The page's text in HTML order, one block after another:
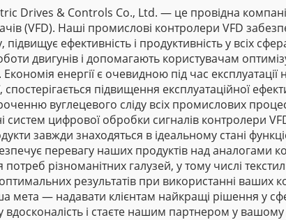
Drives & Controls Co., Ltd. — це провідна
(VFD). Наші промислові контролери VFD
підвищує ефективність і продуктивність у всіх
двигунів і допомагають користувачам
енергії є очевидною під час
спостерігається підвищення експлуатаційної
вуглецевого сліду всіх промислових
систем цифрової обробки сигналів контролери
завжди знаходяться в ідеальному стані
перевагу наших продуктів над аналогами
різноманітних галузей, у тому числі
результатів при використанні ваших
мета — надавати клієнтам найкращі рішення у
вдосконалість і стаєте нашим партнером у вашому